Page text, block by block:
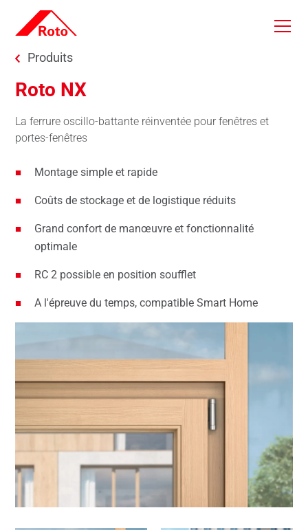
Skip to main content
You are here:
Produits
Roto NX
La ferrure oscillo-battante réinventée pour fenêtres et
portes-fenêtres
Montage simple et rapide
Coûts de stockage et de logistique réduits
Grand confort de manœuvre et fonctionnalité
optimale
RC 2 possible en position soufflet
A l'épreuve du temps, compatible Smart Home